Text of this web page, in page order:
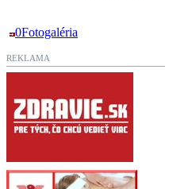
0Fotogaléria
REKLAMA